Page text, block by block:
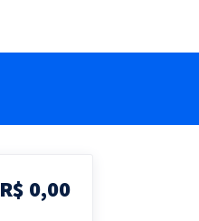
R$ 0,00